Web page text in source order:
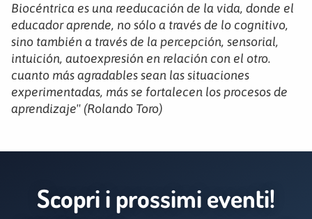
Biocéntrica es una reeducación de la vida, donde el
educador aprende, no sólo a través de lo cognitivo,
sino también a través de la percepción, sensorial,
intuición, autoexpresión en relación con el otro.
cuanto más agradables sean las situaciones
experimentadas, más se fortalecen los procesos de
aprendizaje" (Rolando Toro)
Scopri i prossimi eventi!